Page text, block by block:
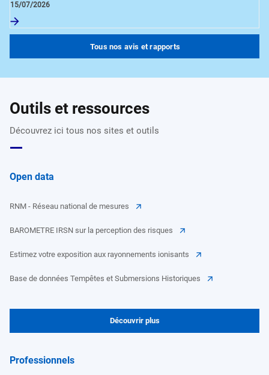
15/07/2026
Tous nos avis et rapports
Outils et ressources
Découvrez ici tous nos sites et outils
Open data
RNM - Réseau national de mesures
BAROMETRE IRSN sur la perception des risques
Estimez votre exposition aux rayonnements ionisants
Base de données Tempêtes et Submersions Historiques
Découvrir plus
Professionnels